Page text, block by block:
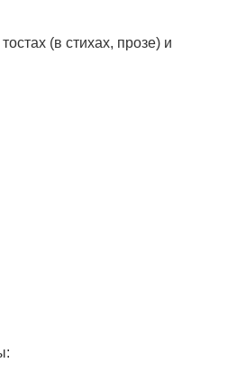
(в стихах, прозе) и